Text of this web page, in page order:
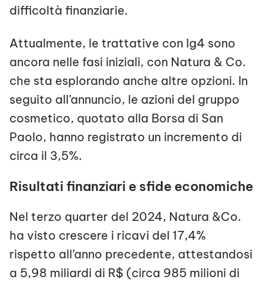
difficoltà finanziarie.
Attualmente, le trattative con Ig4 sono
ancora nelle fasi iniziali, con Natura & Co.
che sta esplorando anche altre opzioni. In
seguito all’annuncio, le azioni del gruppo
cosmetico, quotato alla Borsa di San
Paolo, hanno registrato un incremento di
circa il 3,5%.
Risultati finanziari e sfide economiche
Nel terzo quarter del 2024, Natura &Co.
ha visto crescere i ricavi del 17,4%
rispetto all’anno precedente, attestandosi
a 5,98 miliardi di R$ (circa 985 milioni di